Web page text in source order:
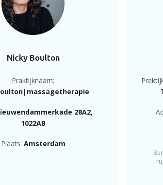
Nicky Boulton
Praktijknaam:
28A2,
1022AB
Plaats: Amsterdam